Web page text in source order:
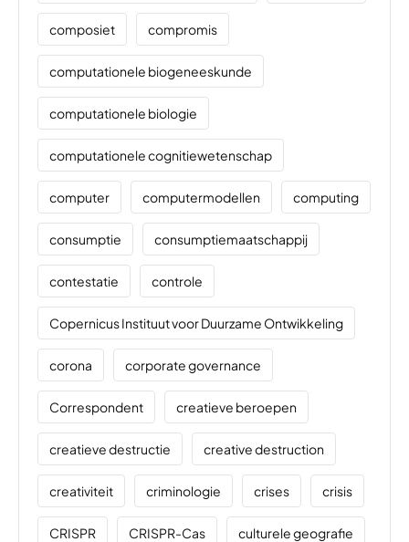
composiet compromis
computationele biogeneeskunde
computationele biologie
computationele cognitiewetenschap
computer computermodellen computing
consumptie consumptiemaatschappij
contestatie controle
Copernicus Instituut voor Duurzame Ontwikkeling
corona corporate governance
Correspondent creatieve beroepen
creatieve destructie creative destruction
creativiteit criminologie crises crisis
CRISPR CRISPR-Cas culturele geografie